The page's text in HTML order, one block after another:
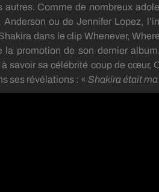
autres. Comme de nombreux
Anderson ou de Jennifer Lopez,
dans le clip Whenever,
la promotion de son dernier album.
à savoir sa célébrité coup de cœur,
ses révélations : « Shakira était